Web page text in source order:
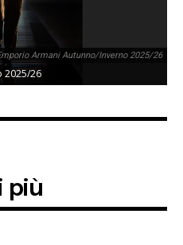
Armani Autunno/Inverno 2025/26
2025/26
più